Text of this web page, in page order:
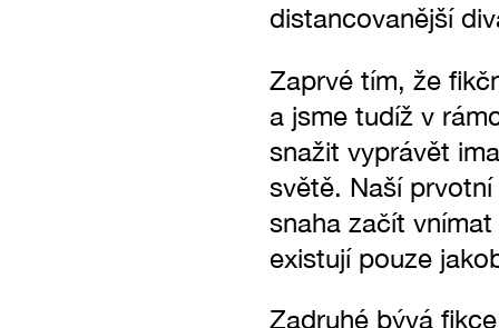
distancovanější
Zaprvé tím, že
a jsme tudíž v
snažit vyprávět
světě. Naší
snaha začít
existují pouze
Zadruhé bývá